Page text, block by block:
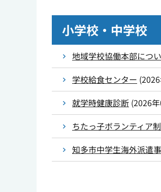
小学校・中学校
地域学校協働本部につ
学校給食センター (
就学時健康診断 (2026
ちたっ子ボランティア
知多市中学生海外派遣